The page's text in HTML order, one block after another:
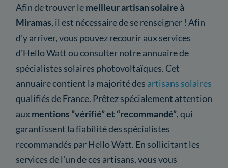
Afin de trouver lemeilleur artisan solaire à
Miramas, il est nécessaire de se renseigner ! Afin
d'y arriver, vous pouvez recourir aux services
d'Hello Watt ou consulter notre annuaire de
spécialistes solaires photovoltaïques. Cet
annuaire contient la majorité des artisans solaires
qualifiés de France. Prêtez spécialement attention
auxmentions “vérifié” et “recommandé”, qui
garantissent la fiabilité des spécialistes
recommandés par Hello Watt. En sollicitant les
services de l'un de ces artisans, vous vous